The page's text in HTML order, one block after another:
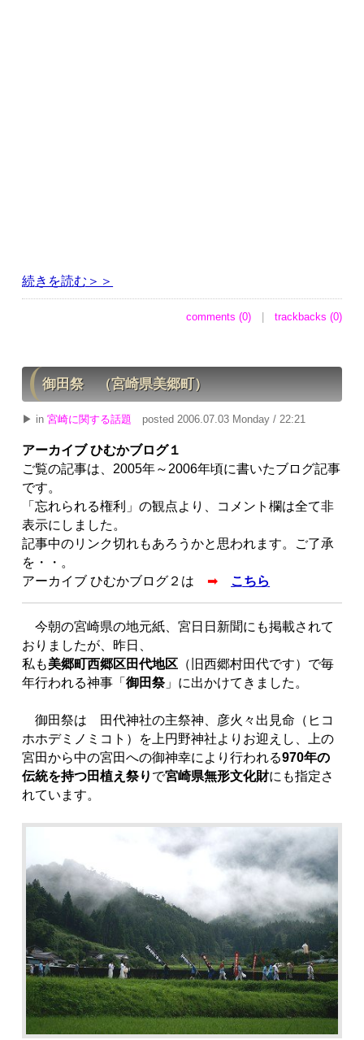
続きを読む＞＞
comments (0)| trackbacks (0)
御田祭 （宮崎県美郷町）
▶ in宮崎に関する話題 posted 2006.07.03 Monday / 22:21
アーカイブ ひむかブログ１
ご覧の記事は、2005年～2006年頃に書いたブログ記事
です。
「忘れられる権利」の観点より、コメント欄は全て非
表示にしました。
記事中のリンク切れもあろうかと思われます。ご了承
を・・。
アーカイブ ひむかブログ２は ➡ こちら
今朝の宮崎県の地元紙、宮日日新聞にも掲載されて
おりましたが、昨日、
私も美郷町西郷区田代地区 （旧西郷村田代です）で毎
年行われる神事「御田祭」に出かけてきました。
御田祭は 田代神社の主祭神、彦火々出見命（ヒコ
ホホデミノミコト）を上円野神社よりお迎えし、上の
宮田から中の宮田への御神幸により行われる970年の
伝統を持つ田植え祭り で宮崎県無形文化財にも指定さ
れています。